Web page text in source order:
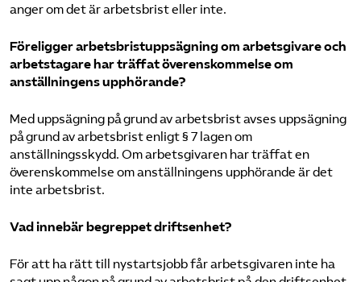
anger om det är arbetsbrist eller inte.
Föreligger arbetsbristuppsägning om arbetsgivare och
arbetstagare har träffat överenskommelse om
anställningens upphörande?
Med uppsägning på grund av arbetsbrist avses uppsägning
på grund av arbetsbrist enligt § 7 lagen om
anställningsskydd. Om arbetsgivaren har träffat en
överenskommelse om anställningens upphörande är det
inte arbetsbrist.
Vad innebär begreppet driftsenhet?
För att ha rätt till nystartsjobb får arbetsgivaren inte ha